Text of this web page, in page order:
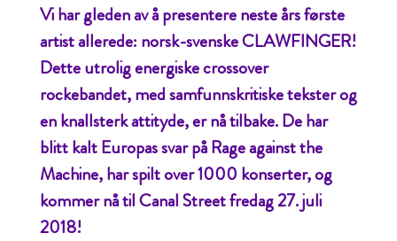
Vi har gleden av å presentere neste års første
artist allerede: norsk-svenske CLAWFINGER!
Dette utrolig energiske crossover
rockebandet, med samfunnskritiske tekster og
en knallsterk attityde, er nå tilbake. De har
blitt kalt Europas svar på Rage against the
Machine, har spilt over 1000 konserter, og
kommer nå til Canal Street fredag 27. juli
2018!